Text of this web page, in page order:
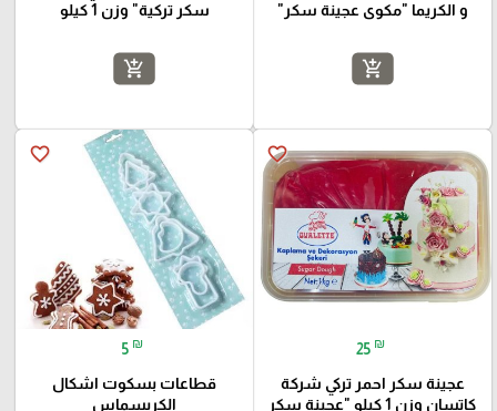
و الكريما "مكوى عجينة سكر"
add_shopping_cart
سكر تركية" وزن 1 كيلو
add_shopping_cart
favorite_border
25 ₪
عجينة سكر احمر تركي شركة
كاتسان وزن 1 كيلو "عجينة سكر
favorite_border
5 ₪
قطاعات بسكوت اشكال
الكريسماس